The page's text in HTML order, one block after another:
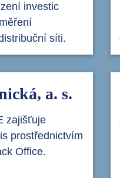
investic
síti.
a. s.
zajišťuje
prostřednictvím
Office.